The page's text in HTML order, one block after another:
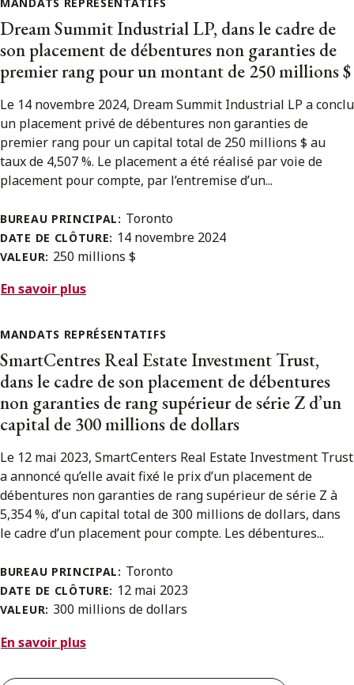
Dream Summit Industrial LP, dans le cadre de
son placement de débentures non garanties de
premier rang pour un montant de 250 millions $
Le 14 novembre 2024, Dream Summit Industrial LP a conclu
un placement privé de débentures non garanties de
premier rang pour un capital total de 250 millions $ au
taux de 4,507 %. Le placement a été réalisé par voie de
placement pour compte, par l’entremise d’un...
BUREAU PRINCIPAL: Toronto
DATE DE CLÔTURE: 14 novembre 2024
VALEUR: 250 millions $
En savoir plus
MANDATS REPRÉSENTATIFS
SmartCentres Real Estate Investment Trust,
dans le cadre de son placement de débentures
non garanties de rang supérieur de série Z d’un
capital de 300 millions de dollars
Le 12 mai 2023, SmartCenters Real Estate Investment Trust
a annoncé qu’elle avait fixé le prix d’un placement de
débentures non garanties de rang supérieur de série Z à
5,354 %, d’un capital total de 300 millions de dollars, dans
le cadre d’un placement pour compte. Les débentures...
BUREAU PRINCIPAL: Toronto
DATE DE CLÔTURE: 12 mai 2023
VALEUR: 300 millions de dollars
En savoir plus